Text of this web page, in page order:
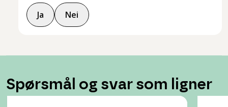
Ja Nei
Spørsmål og svar som ligner